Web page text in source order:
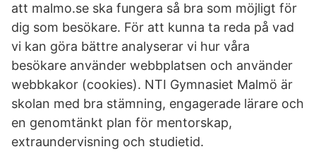
att malmo.se ska fungera så bra som möjligt för
dig som besökare. För att kunna ta reda på vad
vi kan göra bättre analyserar vi hur våra
besökare använder webbplatsen och använder
webbkakor (cookies). NTI Gymnasiet Malmö är
skolan med bra stämning, engagerade lärare och
en genomtänkt plan för mentorskap,
extraundervisning och studietid.